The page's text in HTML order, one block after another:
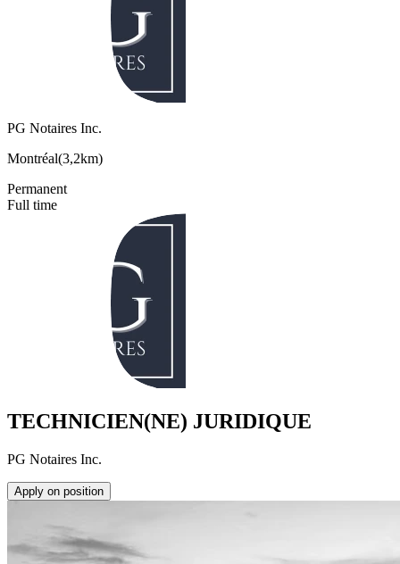
PG Notaires Inc.
Montréal(3,2km)
Permanent
Full time
TECHNICIEN(NE) JURIDIQUE
PG Notaires Inc.
Apply on position